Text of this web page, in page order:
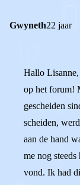
Gwyneth22 jaar
Hallo
op het forum!
gescheiden
scheiden,
aan de hand
me nog
vond. Ik had